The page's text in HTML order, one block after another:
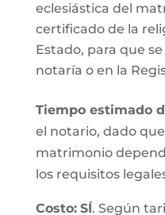
eclesiástica del
certificado de la
Estado, para que
notaría o en la
Tiempo estimado
el notario, dado
matrimonio
los requisitos
Costo: SÍ. Según